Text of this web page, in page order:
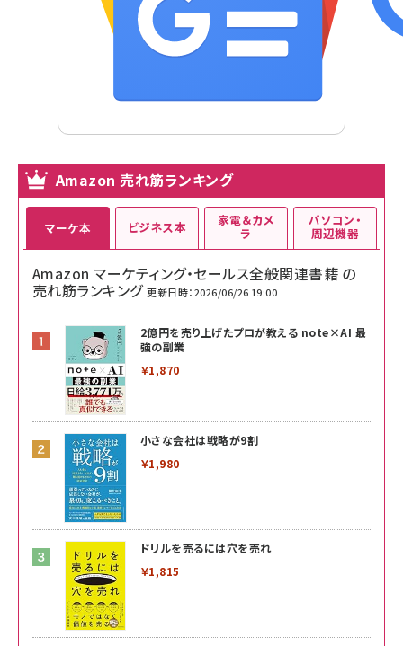
Amazon 売れ筋ランキング
マーケ本
Amazon マーケティング・セールス全般関連書籍 の
売れ筋ランキング 更新日時：2026/06/26 19:00
2億円を売り上げたプロが教える note×AI 最
強の副業
￥1,870
小さな会社は戦略が9割
￥1,980
ドリルを売るには穴を売れ
￥1,815
ビジネス本 家電＆カメ
ラ
パソコン・
周辺機器